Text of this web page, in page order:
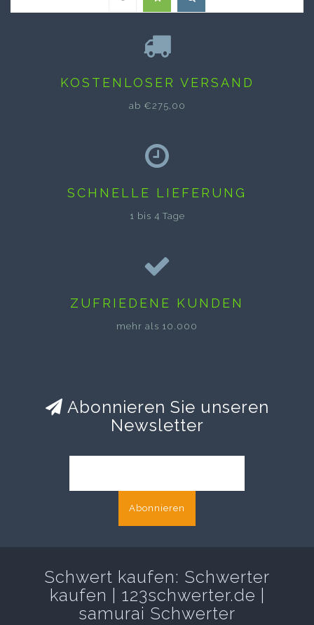
KOSTENLOSER VERSAND
ab €275,00
SCHNELLE LIEFERUNG
1 bis 4 Tage
ZUFRIEDENE KUNDEN
mehr als 10.000
Abonnieren Sie unseren
Newsletter
Abonnieren
Schwert kaufen: Schwerter
kaufen | 123schwerter.de |
samurai Schwerter